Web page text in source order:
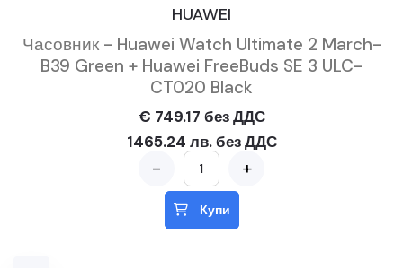
HUAWEI
Часовник - Huawei Watch Ultimate 2 March-
B39 Green + Huawei FreeBuds SE 3 ULC-
CT020 Black
€ 749.17 без ДДС
1465.24 лв. без ДДС
- +
Купи